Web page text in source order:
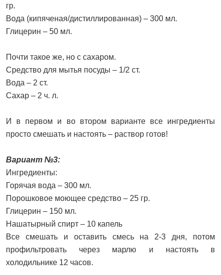
гр.
Вода (кипяченая/дистиллированная) – 300 мл.
Глицерин – 50 мл.
Почти такое же, но с сахаром.
Средство для мытья посуды – 1/2 ст.
Вода – 2 ст.
Сахар – 2 ч. л.
И в первом и во втором варианте все ингредиенты
просто смешать и настоять – раствор готов!
Вариант №3:
Ингредиенты:
Горячая вода – 300 мл.
Порошковое моющее средство – 25 гр.
Глицерин – 150 мл.
Нашатырный спирт – 10 капель
Все смешать и оставить смесь на 2-3 дня, потом
профильтровать через марлю и настоять в
холодильнике 12 часов.